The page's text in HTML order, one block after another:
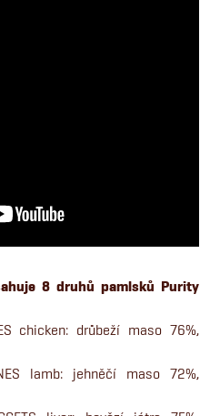
8 druhů pamlsků Purity
chicken: drůbeží maso 76%,
lamb: jehněčí maso 72%,